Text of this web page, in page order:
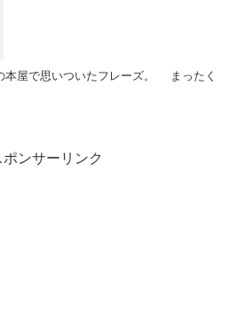
本屋で思いついたフレーズ。 まったく
ポンサーリンク